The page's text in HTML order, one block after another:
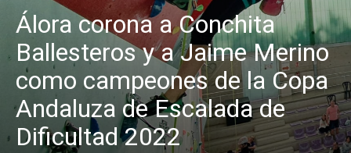
Álora corona a Conchita
Ballesteros y a Jaime Merino
como campeones de la Copa
Andaluza de Escalada de
Dificultad 2022